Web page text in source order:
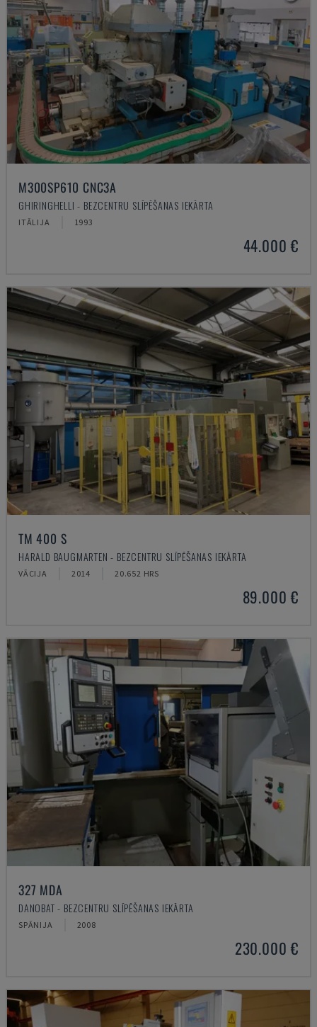
M300SP610 CNC3A
GHIRINGHELLI - BEZCENTRU SLĪPĒŠANAS IEKĀRTA
ITĀLIJA 1993
44.000 €
TM 400 S
HARALD BAUGMARTEN - BEZCENTRU SLĪPĒŠANAS IEKĀRTA
VĀCIJA 2014 20.652 HRS
89.000 €
327 MDA
DANOBAT - BEZCENTRU SLĪPĒŠANAS IEKĀRTA
SPĀNIJA 2008
230.000 €